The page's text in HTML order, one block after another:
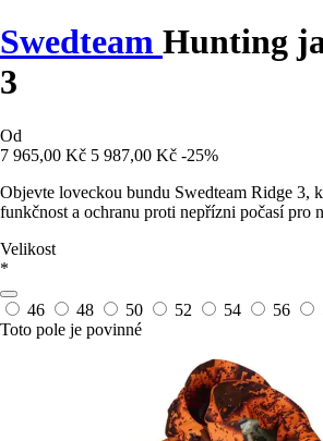
Swedteam Hunting
3
Od
7 965,00 Kč 5 987,00 Kč -25%
Objevte loveckou bundu Swedteam Ridge 3,
funkčnost a ochranu proti nepřízni počasí pro
Velikost
*
46 48 50 52 54 56
Toto pole je povinné